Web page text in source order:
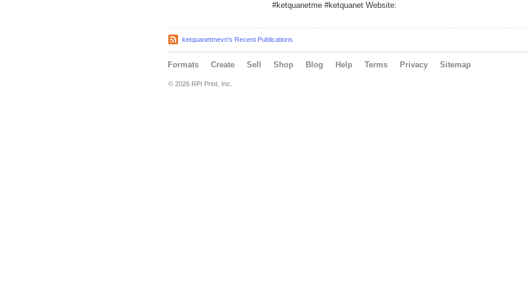
#ketquanetme #ketquanet Website:
ketquanetmevn's Recent Publications
Formats Create Sell Shop Blog Help Terms Privacy Sitemap
© 2026 RPI Print, Inc.